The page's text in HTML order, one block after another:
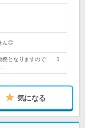
ん◎
務となりますので、 1
気になる